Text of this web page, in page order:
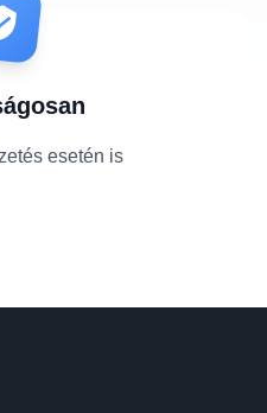
esetén is